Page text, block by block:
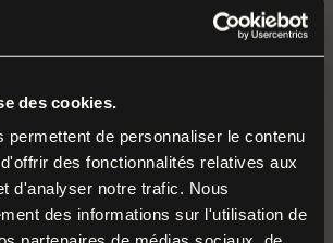
des cookies.
permettent de personnaliser le contenu
des fonctionnalités relatives aux
d'analyser notre trafic. Nous
des informations sur l'utilisation de
Grande Guerre est fermé au public
au vendredi 4 septembre 2026
nos équipes préparent la
leurs missions autour des
et du musée.
rendez-vous dès lesamedi 5
SAVOIR PLUS SUR L'EXPOSITION
TEMPORAIRE "TRANCHÉES"